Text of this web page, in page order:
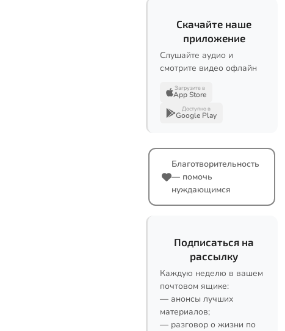
Скачайте наше
приложение
Слушайте аудио и
смотрите видео офлайн
Загрузите в
App Store
Доступно в
Google Play
Благотворительность
— помочь
нуждающимся
Подписаться на
рассылку
Каждую неделю в вашем
почтовом ящике:
— анонсы лучших
материалов;
— разговор о жизни по